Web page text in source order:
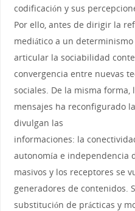
codificación y sus
Por ello, antes de dirigir la
mediático a un
articular la sociabilidad
convergencia entre nuevas
sociales. De la misma
mensajes ha reconfigurado
divulgan las
informaciones: la
autonomía e independencia
masivos y los receptores se
generadores de contenidos.
substitución de prácticas y